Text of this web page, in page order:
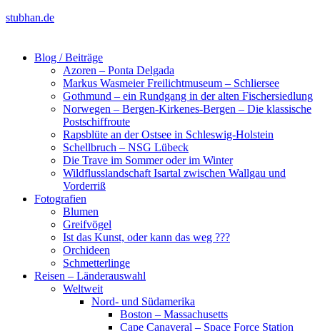
stubhan.de
Blog / Beiträge
Azoren – Ponta Delgada
Markus Wasmeier Freilichtmuseum – Schliersee
Gothmund – ein Rundgang in der alten Fischersiedlung
Norwegen – Bergen-Kirkenes-Bergen – Die klassische
Postschiffroute
Rapsblüte an der Ostsee in Schleswig-Holstein
Schellbruch – NSG Lübeck
Die Trave im Sommer oder im Winter
Wildflusslandschaft Isartal zwischen Wallgau und
Vorderriß
Fotografien
Blumen
Greifvögel
Ist das Kunst, oder kann das weg ???
Orchideen
Schmetterlinge
Reisen – Länderauswahl
Weltweit
Nord- und Südamerika
Boston – Massachusetts
Cape Canaveral – Space Force Station